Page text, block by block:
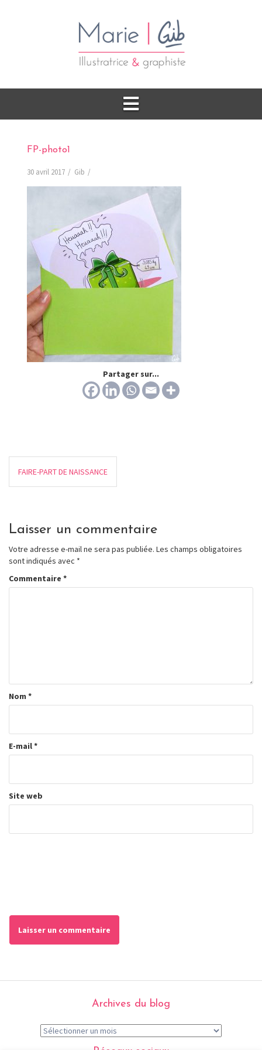
FP-photo1
30 avril 2017 Gib
Partager sur...
FAIRE-PART DE NAISSANCE
Laisser un commentaire
Votre adresse e-mail ne sera pas publiée. Les champs obligatoires
sont indiqués avec *
Commentaire *
Nom *
E-mail*
Site web
Archives du blog